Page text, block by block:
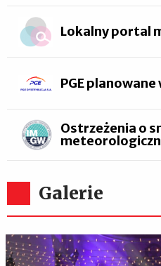
Lokalny portal
PGE planowane
Ostrzeżenia o
Galerie